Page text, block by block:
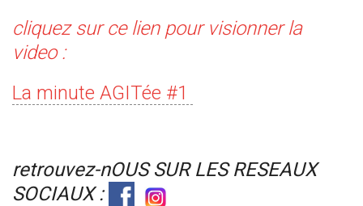
cliquez sur ce lien pour visionner la
video :
La minute AGITée #1
retrouvez-nOUS SUR LES RESEAUX
SOCIAUX :